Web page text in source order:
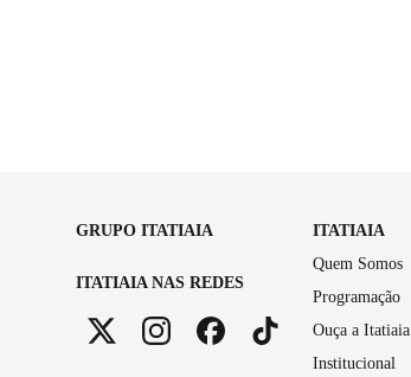
GRUPO ITATIAIA
ITATIAIA NAS REDES
ITATIAIA
Quem Somos
Programação
Ouça a Itatiaia
Institucional